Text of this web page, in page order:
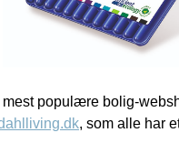
mest populære bolig-
, som alle har